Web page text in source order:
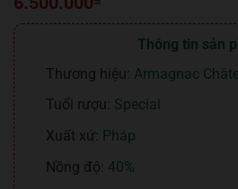
giá
Thông tin sản
Thương hiệu: Armagnac
Tuổi rượu: Special
Xuất xứ: Pháp
Nồng độ: 40%